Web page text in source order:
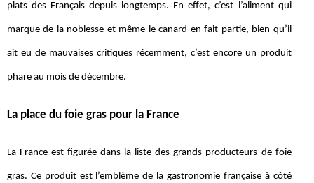
plats des Français depuis longtemps. En effet, c’est l’aliment qui
marque de la noblesse et même le canard en fait partie, bien qu’il
ait eu de mauvaises critiques récemment, c’est encore un produit
phare au mois de décembre.
La place du foie gras pour la France
La France est figurée dans la liste des grands producteurs de foie
gras. Ce produit est l’emblème de la gastronomie française à côté